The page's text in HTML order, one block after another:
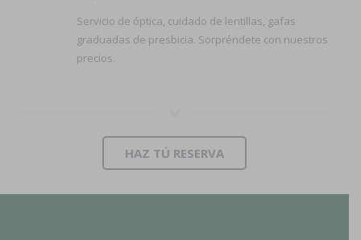
Servicio de óptica, cuidado de lentillas, gafas
graduadas de presbicia. Sorpréndete con nuestros
precios.
HAZ TÚ RESERVA